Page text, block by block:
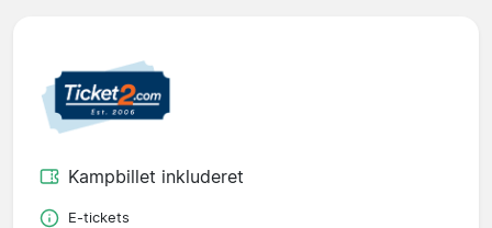
Kampbillet inkluderet
E-tickets